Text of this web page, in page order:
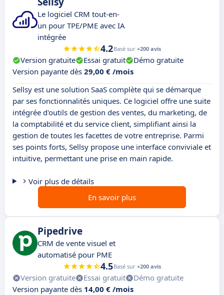
Le logiciel CRM tout-en-
un pour TPE/PME avec IA
intégrée
4.2Basé sur +200 avis
Version gratuite Essai gratuit
Démo gratuite
Version payante dès 29,00 € /mois
Sellsy est une solution SaaS complète qui se démarque
par ses fonctionnalités uniques. Ce logiciel offre une suite
intégrée d'outils de gestion des ventes, du marketing, de
la comptabilité et du service client, simplifiant ainsi la
gestion de toutes les facettes de votre entreprise. Parmi
ses points forts, Sellsy propose une interface conviviale et
intuitive, permettant une prise en main rapide.
Voir plus de détails
En savoir plus
Pipedrive
CRM de vente visuel et
automatisé pour PME
4.5Basé sur +200 avis
Version gratuite Essai gratuit
Démo gratuite
Version payante dès 14,00 € /mois